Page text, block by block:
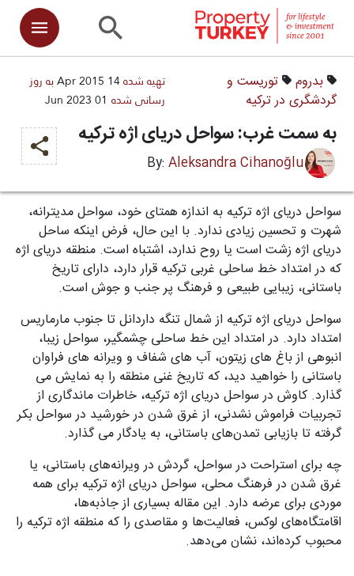
بدروم
توریست و
گردشگری در ترکیه
به سمت غرب: سواحل دریای اژه ترکیه
By:
Aleksandra Cihanoğlu
تهیه شده14 Apr 2015
به‌ روز
رسانی شده 01 Jun 2023
سواحل دریای اژه ترکیه به اندازه همتای خود، سواحل مدیترانه،
شهرت و تحسین زیادی ندارد. با این حال، فرض اینکه ساحل
دریای اژه زشت است یا روح ندارد، اشتباه است. منطقه دریای اژه
که در امتداد خط ساحلی غربی ترکیه قرار دارد، دارای تاریخ
باستانی، زیبایی طبیعی و فرهنگ پر جنب و جوش است.
سواحل دریای اژه ترکیه از شمال تنگه داردانل تا جنوب مارماریس
امتداد دارد. در امتداد این خط ساحلی چشمگیر، سواحل زیبا،
انبوهی از باغ های زیتون، آب های شفاف و ویرانه های فراوان
باستانی را خواهید دید، که تاریخ غنی منطقه را به نمایش می
گذارد. کاوش در سواحل دریای اژه ترکیه، خاطرات ماندگاری از
تجربیات فراموش نشدنی، از غرق شدن در خورشید در سواحل بکر
گرفته تا بازیابی تمدن‌های باستانی، به یادگار می گذارد.
چه برای استراحت در سواحل، گردش در ویرانه‌های باستانی، یا
غرق شدن در فرهنگ محلی، سواحل دریای اژه ترکیه برای همه
موردی برای عرضه دارد. این مقاله بسیاری از جاذبه‌ها،
اقامتگاه‌های لوکس، فعالیت‌ها و مقاصدی را که منطقه اژه ترکیه را
محبوب کرده‌اند، نشان می‌دهد.